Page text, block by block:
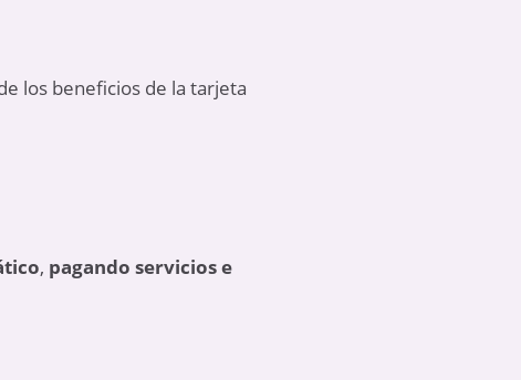
los beneficios de la tarjeta
, pagando servicios e